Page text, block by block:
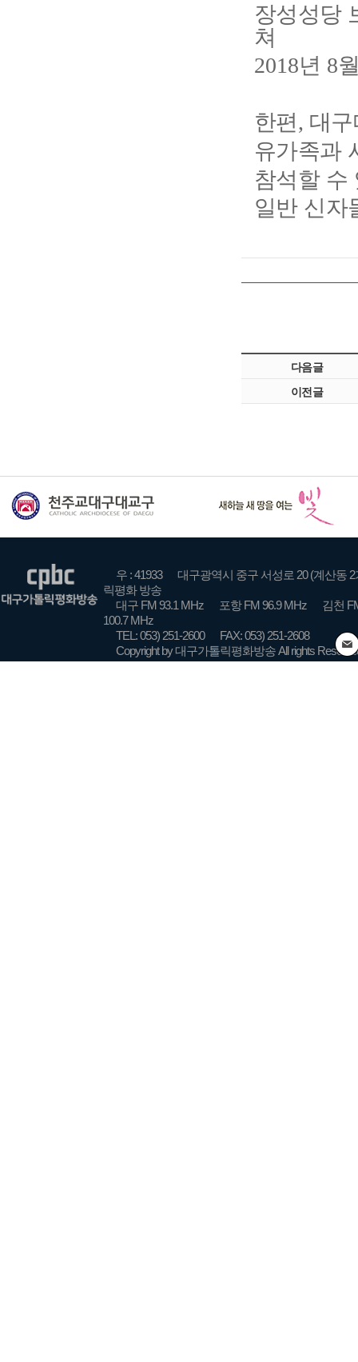
장성성당
쳐
2018년 8
한편, 대
유가족과
참석할 수
일반 신자
다음글
이전글
우 : 41933
대구광역시 중구 서성로 20 (계산동 2
릭평화 방송
대구 FM 93.1 MHz
포항 FM 96.9 MHz
김천
100.7 MHz
TEL: 053) 251-2600
FAX: 053) 251-2608
Copyright by 대구가톨릭평화방송 All rights